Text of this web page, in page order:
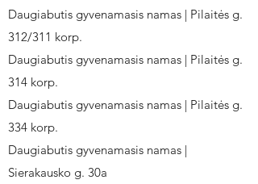
Daugiabutis gyvenamasis namas | Pilaitės g.
312/311 korp.
Daugiabutis gyvenamasis namas | Pilaitės g.
314 korp.
Daugiabutis gyvenamasis namas | Pilaitės g.
334 korp.
Daugiabutis gyvenamasis namas |
Sierakausko g. 30a